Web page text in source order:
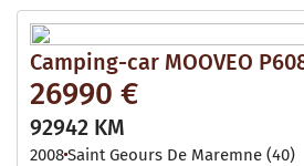
Camping-car MOOVEO
26990 €
92942 KM
2008Saint Geours De Maremne (40)